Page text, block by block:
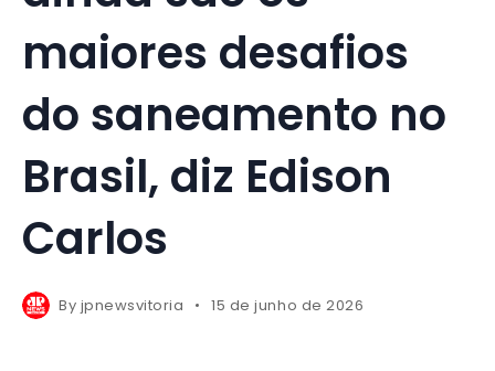
maiores desafios
do saneamento no
Brasil, diz Edison
Carlos
By jpnewsvitoria 15 de junho de 2026